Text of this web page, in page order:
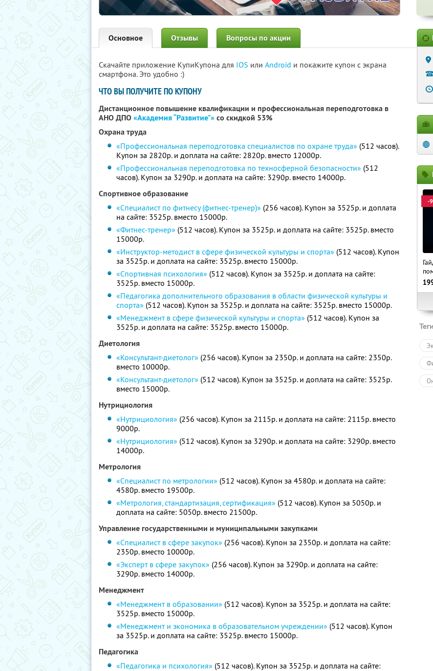
Основное Отзывы Вопросы по акции
Скачайте приложение КупиКупона для IOS или Android и покажите купон с экрана
смартфона. Это удобно :)
ЧТО ВЫ ПОЛУЧИТЕ ПО КУПОНУ
Дистанционное повышение квалификации и профессиональная переподготовка в
АНО ДПО «Академия “Развитие"»со скидкой 53%
Охрана труда
«Профессиональная переподготовка специалистов по охране труда» (512 часов).
Купон за 2820р. и доплата на сайте: 2820р. вместо 12000р.
«Профессиональная переподготовка по техносферной безопасности» (512
часов). Купон за 3290р. и доплата на сайте: 3290р. вместо 14000р.
Спортивное образование
«Специалист по фитнесу (фитнес-тренер)» (256 часов). Купон за 3525р. и доплата
на сайте: 3525р. вместо 15000р.
«Фитнес-тренер» (512 часов). Купон за 3525р. и доплата на сайте: 3525р. вместо
15000р.
«Инструктор-методист в сфере физической культуры и спорта» (512 часов). Купон
за 3525р. и доплата на сайте: 3525р. вместо 15000р.
«Спортивная психология» (512 часов). Купон за 3525р. и доплата на сайте:
3525р. вместо 15000р.
«Педагогика дополнительного образования в области физической культуры и
спорта» (512 часов). Купон за 3525р. и доплата на сайте: 3525р. вместо 15000р.
«Менеджмент в сфере физической культуры и спорта» (512 часов). Купон за
3525р. и доплата на сайте: 3525р. вместо 15000р.
Диетология
«Консультант-диетолог» (256 часов). Купон за 2350р. и доплата на сайте: 2350р.
вместо 10000р.
«Консультант-диетолог» (512 часов). Купон за 3525р. и доплата на сайте: 3525р.
вместо 15000р.
Нутрициология
«Нутрициология» (256 часов). Купон за 2115р. и доплата на сайте: 2115р. вместо
9000р.
«Нутрициология» (512 часов). Купон за 3290р. и доплата на сайте: 3290р. вместо
14000р.
Метрология
«Специалист по метрологии» (512 часов). Купон за 4580р. и доплата на сайте:
4580р. вместо 19500р.
«Метрология, стандартизация, сертификация» (512 часов). Купон за 5050р. и
доплата на сайте: 5050р. вместо 21500р.
Управление государственными и муниципальными закупками
«Специалист в сфере закупок» (256 часов). Купон за 2350р. и доплата на сайте:
2350р. вместо 10000р.
«Эксперт в сфере закупок» (256 часов). Купон за 3290р. и доплата на сайте:
3290р. вместо 14000р.
Менеджмент
«Менеджмент в образовании» (512 часов). Купон за 3525р. и доплата на сайте:
3525р. вместо 15000р.
«Менеджмент и экономика в образовательном учреждении» (512 часов). Купон
за 3525р. и доплата на сайте: 3525р. вместо 15000р.
Педагогика
«Педагогика и психология» (512 часов). Купон за 3525р. и доплата на сайте:
-